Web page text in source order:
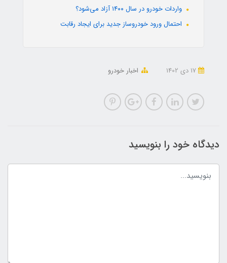
واردات خودرو در سال ۱۴۰۰ آزاد می‌شود؟
احتمال ورود خودروساز جدید برای ایجاد رقابت
اخبار خودرو
دیدگاه خود را بنویسید